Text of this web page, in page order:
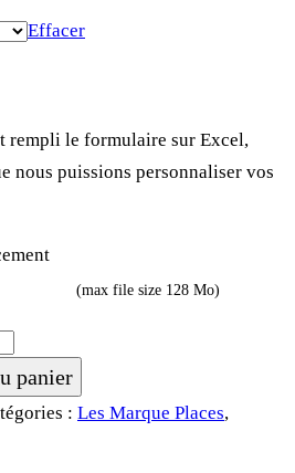
Effacer
rempli le formulaire sur Excel,
nous puissions personnaliser vos
(max file size 128 Mo)
panier
: Les Marque Places,